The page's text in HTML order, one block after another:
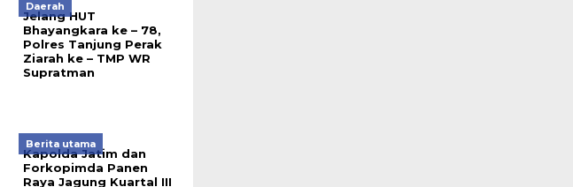
Daerah
Jelang HUT
Bhayangkara ke – 78,
Polres Tanjung Perak
Ziarah ke – TMP WR
Supratman
Berita utama
Kapolda Jatim dan
Forkopimda Panen
Raya Jagung Kuartal III